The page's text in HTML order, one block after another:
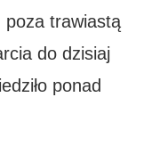
poza trawiastą
do dzisiaj
ponad